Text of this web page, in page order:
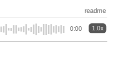
readme
0:00 1.0x